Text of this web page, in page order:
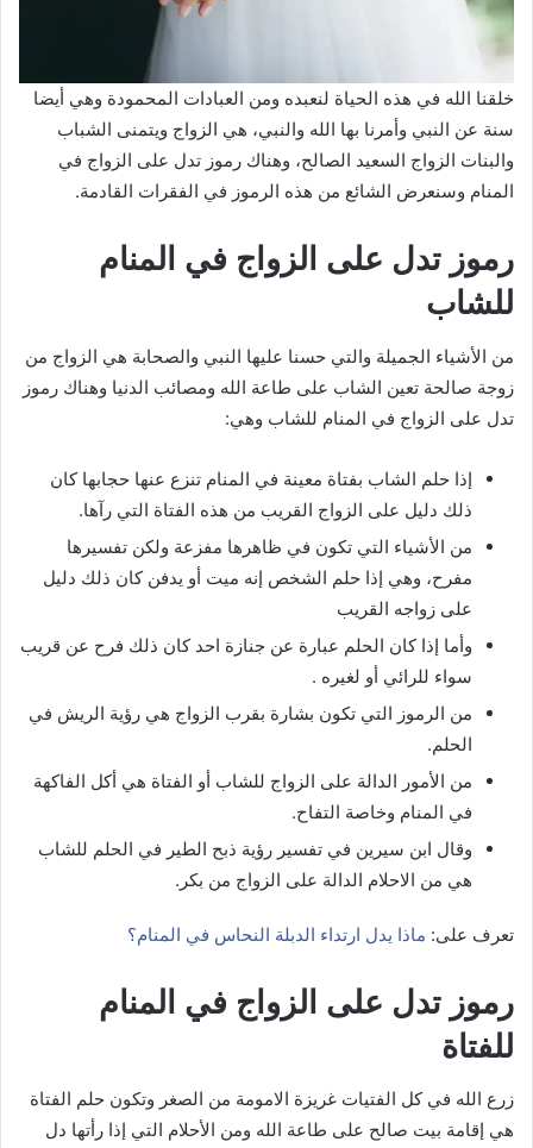
خلقنا الله في هذه الحياة لنعبده ومن العبادات المحمودة وهي أيضا
سنة عن النبي وأمرنا بها الله والنبي، هي الزواج ويتمنى الشباب
والبنات الزواج السعيد الصالح، وهناك رموز تدل على الزواج في
المنام وسنعرض الشائع من هذه الرموز في الفقرات القادمة.
رموز تدل على الزواج في المنام
للشاب
من الأشياء الجميلة والتي حسنا عليها النبي والصحابة هي الزواج من
زوجة صالحة تعين الشاب على طاعة الله ومصائب الدنيا وهناك رموز
تدل على الزواج في المنام للشاب وهي:
إذا حلم الشاب بفتاة معينة في المنام تنزع عنها حجابها كان
ذلك دليل على الزواج القريب من هذه الفتاة التي رآها.
من الأشياء التي تكون في ظاهرها مفزعة ولكن تفسيرها
مفرح، وهي إذا حلم الشخص إنه ميت أو يدفن كان ذلك دليل
على زواجه القريب
وأما إذا كان الحلم عبارة عن جنازة احد كان ذلك فرح عن قريب
سواء للرائي أو لغيره .
من الرموز التي تكون بشارة بقرب الزواج هي رؤية الريش في
الحلم.
من الأمور الدالة على الزواج للشاب أو الفتاة هي أكل الفاكهة
في المنام وخاصة التفاح.
وقال ابن سيرين في تفسير رؤية ذبح الطير في الحلم للشاب
هي من الاحلام الدالة على الزواج من بكر.
تعرف على: ماذا يدل ارتداء الدبلة النحاس في المنام؟
رموز تدل على الزواج في المنام
للفتاة
زرع الله في كل الفتيات غريزة الامومة من الصغر وتكون حلم الفتاة
هي إقامة بيت صالح على طاعة الله ومن الأحلام التي إذا رأتها دل